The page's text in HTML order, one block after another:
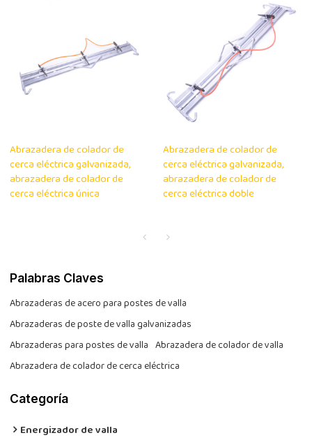
Abrazadera de colador de
cerca eléctrica galvanizada,
abrazadera de colador de
cerca eléctrica única
Abrazadera de colador de
cerca eléctrica galvanizada,
abrazadera de colador de
cerca eléctrica doble
Palabras Claves
Abrazaderas de acero para postes de valla
Abrazaderas de poste de valla galvanizadas
Abrazaderas para postes de valla Abrazadera de colador de valla
Abrazadera de colador de cerca eléctrica
Categoría
Energizador de valla